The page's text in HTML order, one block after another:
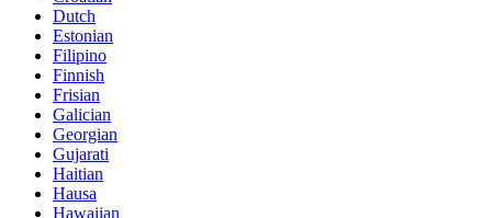
Dutch
Estonian
Filipino
Finnish
Frisian
Galician
Georgian
Gujarati
Haitian
Hausa
Hawaiian